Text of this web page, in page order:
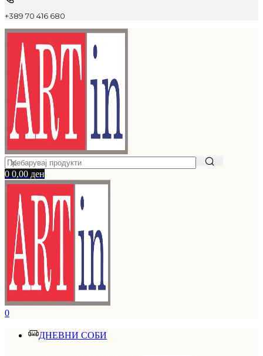
+389 70 416 680
0 0,00 ден
0
ДНЕВНИ СОБИ